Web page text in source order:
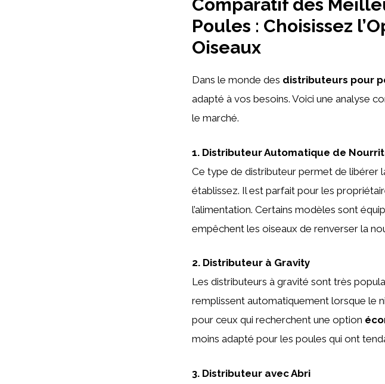
Comparatif des
Poules : Choisissez
Oiseaux
Dans le monde des distributeurs pour
adapté à vos besoins. Voici une analyse
le marché.
1. Distributeur Automatique de
Ce type de distributeur permet de libérer
établissez. Il est parfait pour les
l’alimentation. Certains modèles sont
empêchent les oiseaux de renverser la
2. Distributeur à Gravity
Les distributeurs à gravité sont très
remplissent automatiquement lorsque le
pour ceux qui recherchent une option
moins adapté pour les poules qui ont
3. Distributeur avec Abri